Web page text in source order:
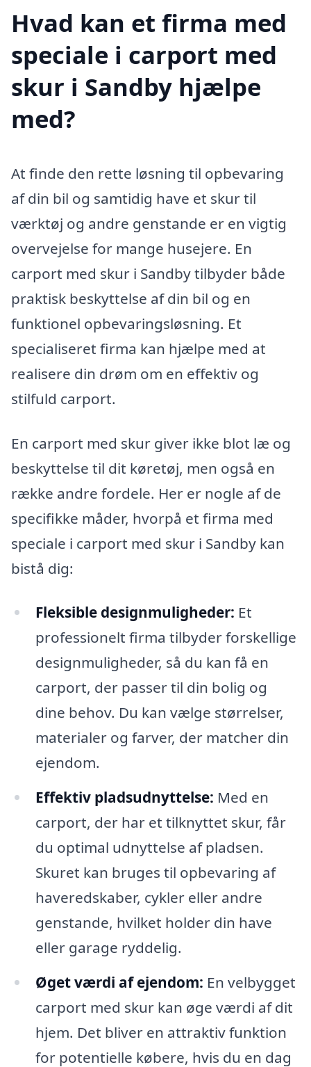
Hvad kan et firma med
speciale i carport med
skur i Sandby hjælpe
med?
At finde den rette løsning til opbevaring
af din bil og samtidig have et skur til
værktøj og andre genstande er en vigtig
overvejelse for mange husejere. En
carport med skur i Sandby tilbyder både
praktisk beskyttelse af din bil og en
funktionel opbevaringsløsning. Et
specialiseret firma kan hjælpe med at
realisere din drøm om en effektiv og
stilfuld carport.
En carport med skur giver ikke blot læ og
beskyttelse til dit køretøj, men også en
række andre fordele. Her er nogle af de
specifikke måder, hvorpå et firma med
speciale i carport med skur i Sandby kan
bistå dig:
Fleksible designmuligheder: Et
professionelt firma tilbyder forskellige
designmuligheder, så du kan få en
carport, der passer til din bolig og
dine behov. Du kan vælge størrelser,
materialer og farver, der matcher din
ejendom.
Effektiv pladsudnyttelse: Med en
carport, der har et tilknyttet skur, får
du optimal udnyttelse af pladsen.
Skuret kan bruges til opbevaring af
haveredskaber, cykler eller andre
genstande, hvilket holder din have
eller garage ryddelig.
Øget værdi af ejendom: En velbygget
carport med skur kan øge værdi af dit
hjem. Det bliver en attraktiv funktion
for potentielle købere, hvis du en dag